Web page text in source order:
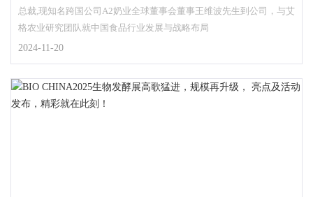
总裁,现知名跨国公司A2奶业全球董事会董事王维波先生到公司，与艾
格农业研究团队就中国食品行业发展与战略布局
2024-11-20